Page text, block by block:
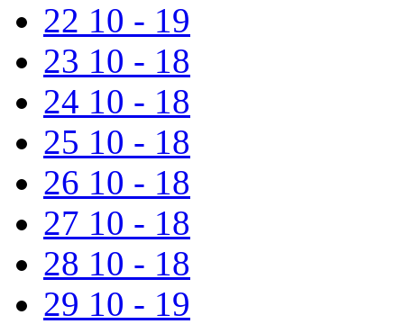
22 10 - 19
23 10 - 18
24 10 - 18
25 10 - 18
26 10 - 18
27 10 - 18
28 10 - 18
29 10 - 19